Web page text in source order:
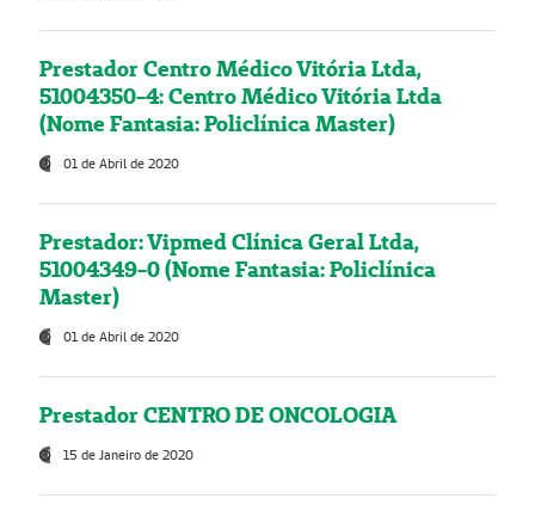
Prestador Centro Médico Vitória Ltda,
51004350-4: Centro Médico Vitória Ltda
(Nome Fantasia: Policlínica Master)
01 de Abril de 2020
Prestador: Vipmed Clínica Geral Ltda,
51004349-0 (Nome Fantasia: Policlínica
Master)
01 de Abril de 2020
Prestador CENTRO DE ONCOLOGIA
15 de Janeiro de 2020